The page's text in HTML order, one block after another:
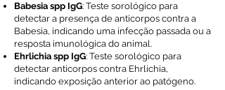
Babesia spp IgG: Teste sorológico para
detectar a presença de anticorpos contra a
Babesia, indicando uma infecção passada ou a
resposta imunológica do animal.
Ehrlichia spp IgG: Teste sorológico para
detectar anticorpos contra Ehrlichia,
indicando exposição anterior ao patógeno.